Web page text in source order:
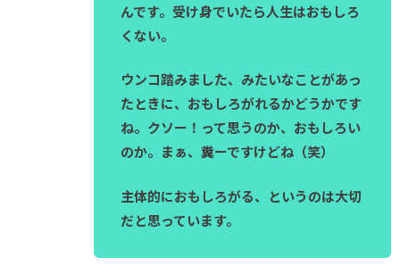
んです。受け身でいたら人生はおもしろ
くない。
ウンコ踏みました、みたいなことがあっ
たときに、おもしろがれるかどうかです
ね。クソー！って思うのか、おもしろい
のか。まぁ、糞ーですけどね（笑）
主体的におもしろがる、というのは大切
だと思っています。